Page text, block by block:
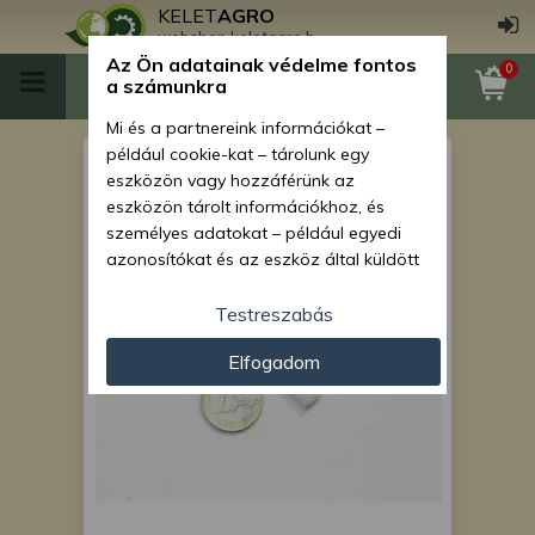
KELETAGRO
webshop.keletagro.hu
0
Kopóbetét ék Monosem
vetőgépekhez
Az Ön adatainak védelme fontos
a számunkra
Mi és a partnereink információkat –
például cookie-kat – tárolunk egy
eszközön vagy hozzáférünk az
eszközön tárolt információkhoz, és
személyes adatokat – például egyedi
azonosítókat és az eszköz által küldött
személyre szabott hirdetések és
tartalom nyújtásához, hirdetés- és
tartalomméréshez, nézettségi adatok
gyűjtéséhez, valamint termékek
kifejlesztéséhez és a termékek
Testreszabás
Elfogadom